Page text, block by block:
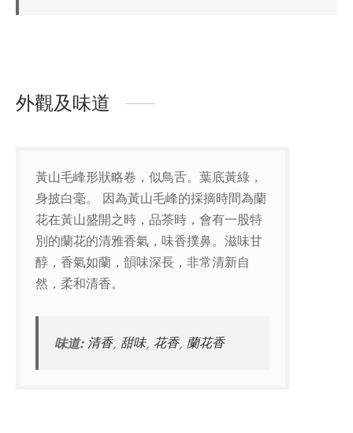
外觀及味道
黃山毛峰形狀略卷，似鳥舌。葉底黃綠，
身披白毫。 因為黃山毛峰的採摘時間為蘭
花在黃山盛開之時，品茶時，會有一股特
別的蘭花的清雅香氣，味香撲鼻。滋味甘
醇，香氣如蘭，韻味深長，非常清新自
然，柔和清香。
味道: 清香, 甜味, 花香, 蘭花香